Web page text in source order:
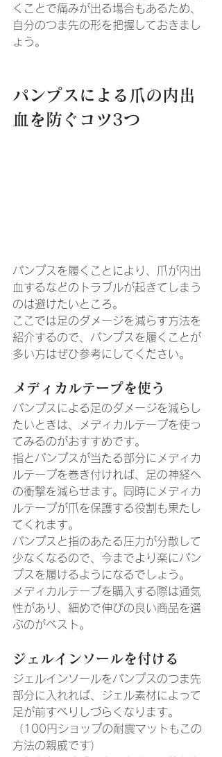
くことで痛みが出る場合もあるため、
自分のつま先の形を把握しておきまし
ょう。
パンプスによる爪の内出
血を防ぐコツ3つ
パンプスを履くことにより、爪が内出
血するなどのトラブルが起きてしまう
のは避けたいところ。
ここでは足のダメージを減らす方法を
紹介するので、パンプスを履くことが
多い方はぜひ参考にしてください。
メディカルテープを使う
パンプスによる足のダメージを減らし
たいときは、メディカルテープを使っ
てみるのがおすすめです。
指とパンプスが当たる部分にメディカ
ルテープを巻き付ければ、足の神経へ
の衝撃を減らせます。同時にメディカ
ルテープが爪を保護する役割も果たし
てくれます。
パンプスと指のあたる圧力が分散して
少なくなるので、今までより楽にパン
プスを履けるようになるでしょう。
メディカルテープを購入する際は通気
性があり、細めで伸びの良い商品を選
ぶのがベスト。
ジェルインソールを付ける
ジェルインソールをパンプスのつま先
部分に入れれば、ジェル素材によって
足が前すべりしづらくなります。
（100円ショップの耐震マットもこの
方法の親戚です）